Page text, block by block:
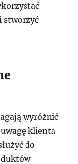
stworzyć
wyróżnić
klienta
do